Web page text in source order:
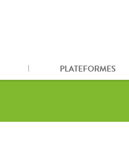
PLATEFORMES